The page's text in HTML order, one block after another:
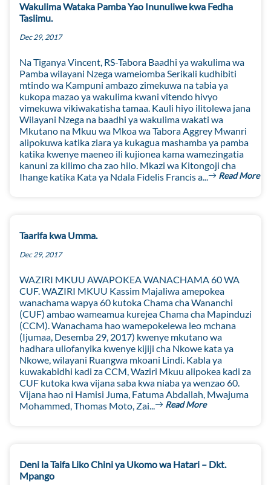
Wakulima Wataka Pamba Yao Inunuliwe kwa Fedha
Taslimu.
Dec 29, 2017
Na Tiganya Vincent, RS-Tabora Baadhi ya wakulima wa
Pamba wilayani Nzega wameiomba Serikali kudhibiti
mtindo wa Kampuni ambazo zimekuwa na tabia ya
kukopa mazao ya wakulima kwani vitendo hivyo
vimekuwa vikiwakatisha tamaa. Kauli hiyo ilitolewa jana
Wilayani Nzega na baadhi ya wakulima wakati wa
Mkutano na Mkuu wa Mkoa wa Tabora Aggrey Mwanri
alipokuwa katika ziara ya kukagua mashamba ya pamba
katika kwenye maeneo ili kujionea kama wamezingatia
kanuni za kilimo cha zao hilo. Mkazi wa Kitongoji cha
Ihange katika Kata ya Ndala Fidelis Francis a...
Read More
Taarifa kwa Umma.
Dec 29, 2017
WAZIRI MKUU AWAPOKEA WANACHAMA 60 WA
CUF. WAZIRI MKUU Kassim Majaliwa amepokea
wanachama wapya 60 kutoka Chama cha Wananchi
(CUF) ambao wameamua kurejea Chama cha Mapinduzi
(CCM). Wanachama hao wamepokelewa leo mchana
(Ijumaa, Desemba 29, 2017) kwenye mkutano wa
hadhara uliofanyika kwenye kijiji cha Nkowe kata ya
Nkowe, wilayani Ruangwa mkoani Lindi. Kabla ya
kuwakabidhi kadi za CCM, Waziri Mkuu alipokea kadi za
CUF kutoka kwa vijana saba kwa niaba ya wenzao 60.
Vijana hao ni Hamisi Juma, Fatuma Abdallah, Mwajuma
Mohammed, Thomas Moto, Zai...
Read More
Deni la Taifa Liko Chini ya Ukomo wa Hatari – Dkt.
Mpango